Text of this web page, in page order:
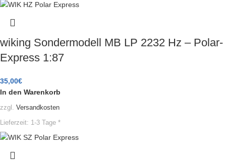
wiking Sondermodell MB LP 2232 Hz – Polar-
Express 1:87
35,00€
In den Warenkorb
zzgl. Versandkosten
Lieferzeit: 1-3 Tage *